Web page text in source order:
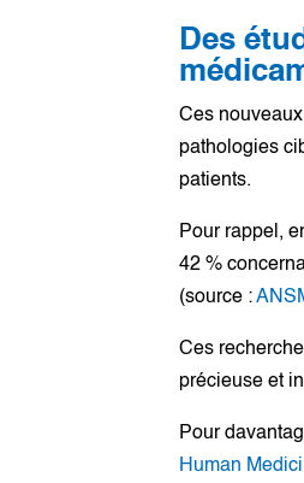
Des
Ces
pathologies
patients.
Pour rappel,
42 %
(source :
Ces
précieuse et
Pour
Human